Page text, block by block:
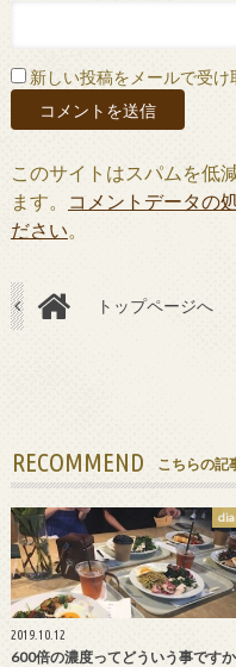
新しい投稿をメールで受け
このサイトはスパムを低
ます。
コメントデータの
ださい。
トップページへ
RECOMMEND こちらの記
2019.10.12
600倍の濃度ってどういう事ですか